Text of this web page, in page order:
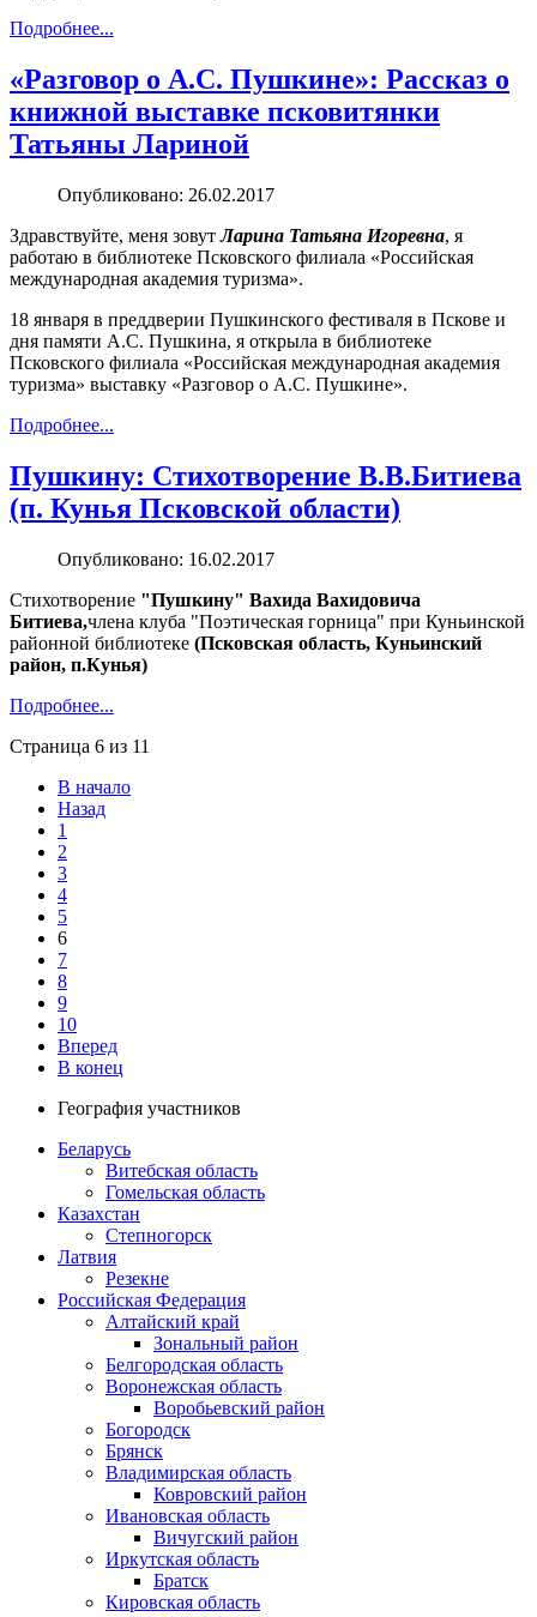
Подробнее...
«Разговор о А.С. Пушкине»: Рассказ о
книжной выставке псковитянки
Татьяны Лариной
Опубликовано: 26.02.2017
Здравствуйте, меня зовутЛарина Татьяна Игоревна, я
работаю в библиотеке Псковского филиала «Российская
международная академия туризма».
18 января в преддверии Пушкинского фестиваля в Пскове и
дня памяти А.С. Пушкина, я открыла в библиотеке
Псковского филиала «Российская международная академия
туризма» выставку «Разговор о А.С. Пушкине».
Подробнее...
Пушкину: Стихотворение В.В.Битиева
(п. Кунья Псковской области)
Опубликовано: 16.02.2017
Стихотворение "Пушкину" Вахида Вахидовича
Битиева,члена клуба "Поэтическая горница" при Куньинской
районной библиотеке (Псковская область, Куньинский
район, п.Кунья)
Подробнее...
Страница 6 из 11
В начало
Назад
1
2
3
4
5
6
7
8
9
10
Вперед
В конец
География участников
Беларусь
Витебская область
Гомельская область
Казахстан
Степногорск
Латвия
Резекне
Российская Федерация
Алтайский край
Зональный район
Белгородская область
Воронежская область
Воробьевский район
Богородск
Брянск
Владимирская область
Ковровский район
Ивановская область
Вичугский район
Иркутская область
Братск
Кировская область